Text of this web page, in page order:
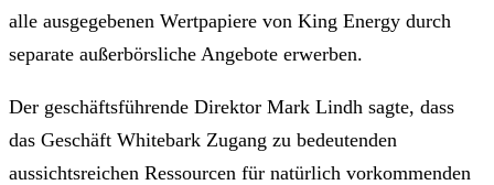
alle ausgegebenen Wertpapiere von King Energy durch
separate außerbörsliche Angebote erwerben.
Der geschäftsführende Direktor Mark Lindh sagte, dass
das Geschäft Whitebark Zugang zu bedeutenden
aussichtsreichen Ressourcen für natürlich vorkommenden